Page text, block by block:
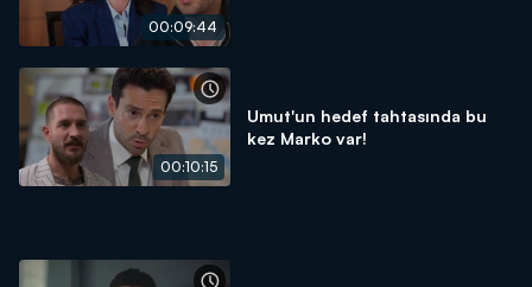
00:09:44
00:10:15
Umut'un hedef tahtasında bu
kez Marko var!